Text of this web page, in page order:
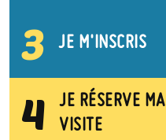
3 JE M'INSCRIS
4
JE RÉSERVE MA
VISITE